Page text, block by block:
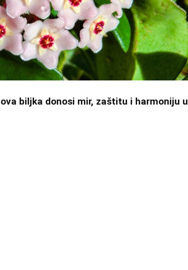
biljka donosi mir, zaštitu i harmoniju u